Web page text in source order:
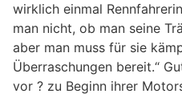
wirklich einmal
man nicht, ob man seine
aber man muss für sie
Überraschungen bereit.“
vor ? zu Beginn ihrer